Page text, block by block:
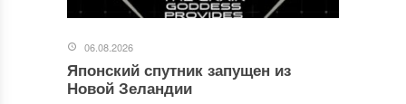
06.08.2026
Японский спутник запущен из
Новой Зеландии